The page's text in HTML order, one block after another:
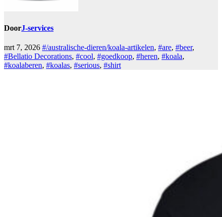
DoorJ-services
mrt 7, 2026 #/australische-dieren/koala-artikelen, #are, #beer,
#Bellatio Decorations, #cool, #goedkoop, #heren, #koala,
#koalaberen, #koalas, #serious, #shirt